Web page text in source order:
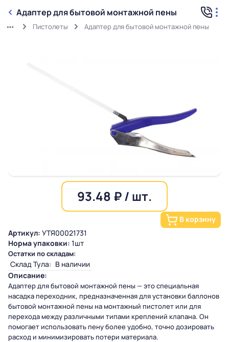
Адаптер для бытовой монтажной пены
Пистолеты Адаптер для бытовой монтажной пены
93.48 ₽ / шт.
В корзину
Артикул: УТЯ00021731
Норма упаковки: 1шт
Остатки по складам:
Склад Тула: В наличии
Описание:
Адаптер для бытовой монтажной пены — это специальная
насадка переходник, предназначенная для установки баллонов
бытовой монтажной пены на монтажный пистолет или для
перехода между различными типами креплений клапана. Он
помогает использовать пену более удобно, точно дозировать
расход и минимизировать потери материала.